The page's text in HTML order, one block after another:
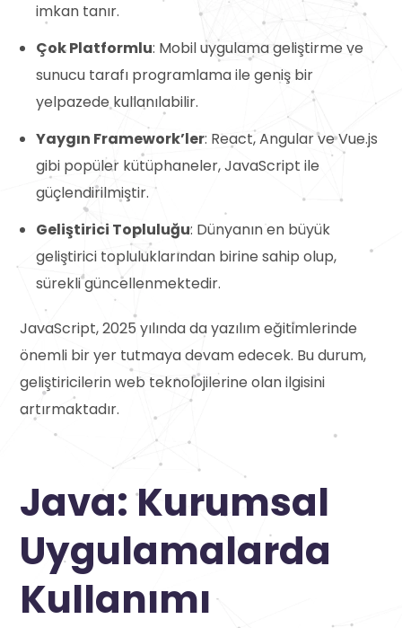
imkan tanır.
Çok Platformlu: Mobil uygulama geliştirme ve
sunucu tarafı programlama ile geniş bir
yelpazede kullanılabilir.
Yaygın Framework’ler: React, Angular ve Vue.js
gibi popüler kütüphaneler, JavaScript ile
güçlendirilmiştir.
Geliştirici Topluluğu: Dünyanın en büyük
geliştirici topluluklarından birine sahip olup,
sürekli güncellenmektedir.
JavaScript, 2025 yılında da yazılım eğitimlerinde
önemli bir yer tutmaya devam edecek. Bu durum,
geliştiricilerin web teknolojilerine olan ilgisini
artırmaktadır.
Java: Kurumsal
Uygulamalarda
Kullanımı